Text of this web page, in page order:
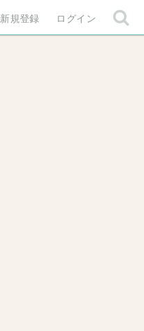
新規登録 ログイン